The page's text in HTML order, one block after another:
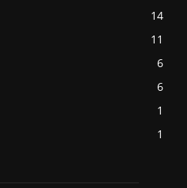
14
11
6
6
1
1